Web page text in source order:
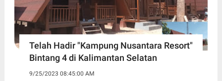
Telah Hadir "Kampung Nusantara Resort"
Bintang 4 di Kalimantan Selatan
9/25/2023 08:45:00 AM